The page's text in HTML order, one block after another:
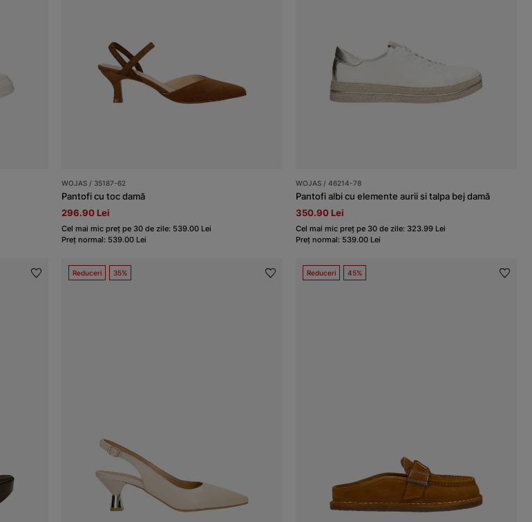
WOJAS / 35187-62
Pantofi cu toc damă
296.90 Lei
Cel mai mic preț pe 30 de zile: 539.00 Lei
Preț normal: 539.00 Lei
WOJAS / 46214-78
Pantofi albi cu elemente aurii si talpa bej damă
350.90 Lei
Cel mai mic preț pe 30 de zile: 323.99 Lei
Preț normal: 539.00 Lei
Reduceri 35% Reduceri 45%